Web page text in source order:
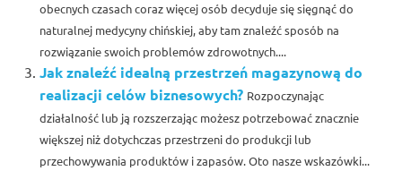
obecnych czasach coraz więcej osób decyduje się sięgnąć do
naturalnej medycyny chińskiej, aby tam znaleźć sposób na
rozwiązanie swoich problemów zdrowotnych....
Jak znaleźć idealną przestrzeń magazynową do
realizacji celów biznesowych? Rozpoczynając
działalność lub ją rozszerzając możesz potrzebować znacznie
większej niż dotychczas przestrzeni do produkcji lub
przechowywania produktów i zapasów. Oto nasze wskazówki...